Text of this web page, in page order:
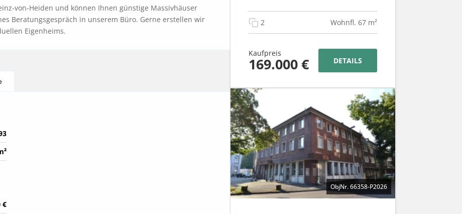
von-Heiden und können Ihnen günstige Massivhäuser
Beratungsgespräch in unserem Büro. Gerne erstellen wir
Eigenheims.
€
2 Wohnfl. 67 m²
Kaufpreis
169.000 € DETAILS
ObjNr. 66358-P2026